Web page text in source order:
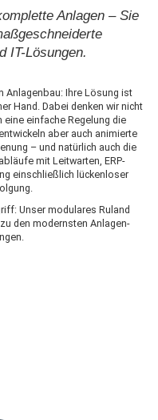
Anlagen – Sie
IT-Lösungen.
Anlagenbau: Ihre Lösung ist
Hand. Dabei denken wir nicht
einfache Regelung die
aber auch animierte
– und natürlich auch die
mit Leitwarten, ERP-
einschließlich lückenloser
Unser modulares Ruland
den modernsten Anlagen-